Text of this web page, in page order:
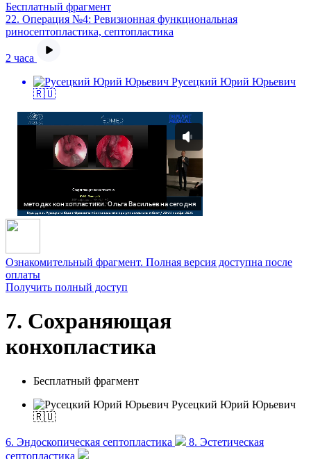
Бесплатный фрагмент
22. Операция №4: Ревизионная функциональная
риносептопластика, септопластика
2 часа
Русецкий Юрий Юрьевич
🇷🇺
Ознакомительный фрагмент. Полная версия доступна после
оплаты
Получить полный доступ
7. Сохраняющая
конхопластика
Бесплатный фрагмент
Русецкий Юрий Юрьевич
🇷🇺
6. Эндоскопическая септопластика
8. Эстетическая
септопластика